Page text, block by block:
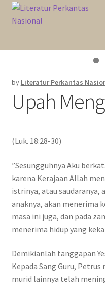
Skip
to
Langsung
ke
Sahabat Anda Bertumbuh
Kategori
Akun Saya
Marketplace
Katalog
by Literatur Perkantas
Upah
(Luk. 18:28-30)
”Sesungguhnya Aku
karena Kerajaan Allah
istrinya, atau saudaranya,
anaknya, akan menerima
masa ini juga, dan pada
menerima hidup yang
Demikianlah tanggapan
Kepada Sang Guru,
murid lainnya telah